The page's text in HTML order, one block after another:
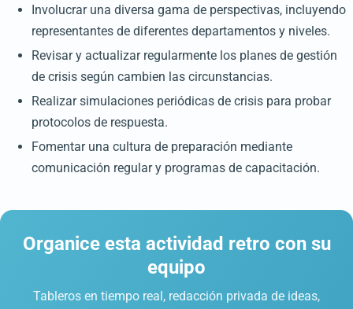
Involucrar una diversa gama de perspectivas, incluyendo
representantes de diferentes departamentos y niveles.
Revisar y actualizar regularmente los planes de gestión
de crisis según cambien las circunstancias.
Realizar simulaciones periódicas de crisis para probar
protocolos de respuesta.
Fomentar una cultura de preparación mediante
comunicación regular y programas de capacitación.
Organice esta actividad retro con su
equipo
Tableros en tiempo real, redacción privada de ideas,